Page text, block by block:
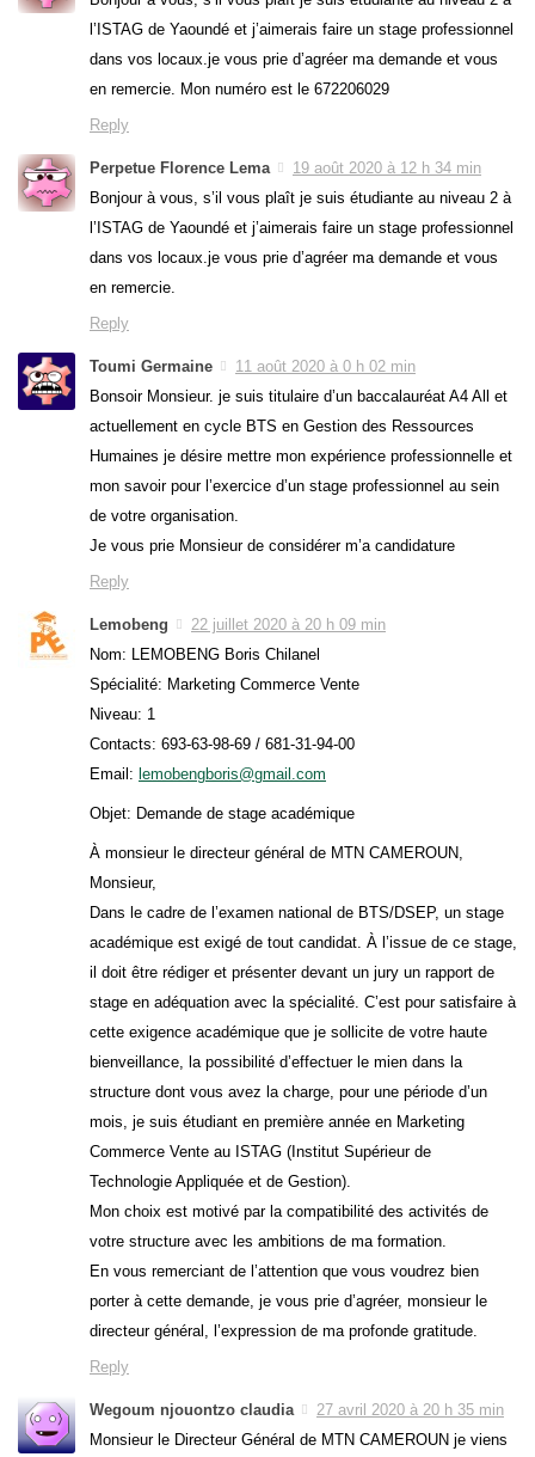
l’ISTAG de Yaoundé et j’aimerais faire un stage professionnel
dans vos locaux.je vous prie d’agréer ma demande et vous
en remercie. Mon numéro est le 672206029
Reply
Perpetue Florence Lema
19 août 2020 à 12 h 34 min
Bonjour à vous, s’il vous plaît je suis étudiante au niveau 2 à
l’ISTAG de Yaoundé et j’aimerais faire un stage professionnel
dans vos locaux.je vous prie d’agréer ma demande et vous
en remercie.
Reply
Toumi Germaine
11 août 2020 à 0 h 02 min
Bonsoir Monsieur. je suis titulaire d’un baccalauréat A4 All et
actuellement en cycle BTS en Gestion des Ressources
Humaines je désire mettre mon expérience professionnelle et
mon savoir pour l’exercice d’un stage professionnel au sein
de votre organisation.
Je vous prie Monsieur de considérer m’a candidature
Reply
Lemobeng
22 juillet 2020 à 20 h 09 min
Nom: LEMOBENG Boris Chilanel
Spécialité: Marketing Commerce Vente
Niveau: 1
Contacts: 693-63-98-69 / 681-31-94-00
Email: lemobengboris@gmail.com
Objet: Demande de stage académique
À monsieur le directeur général de MTN CAMEROUN,
Monsieur,
Dans le cadre de l’examen national de BTS/DSEP, un stage
académique est exigé de tout candidat. À l’issue de ce stage,
il doit être rédiger et présenter devant un jury un rapport de
stage en adéquation avec la spécialité. C’est pour satisfaire à
cette exigence académique que je sollicite de votre haute
bienveillance, la possibilité d’effectuer le mien dans la
structure dont vous avez la charge, pour une période d’un
mois, je suis étudiant en première année en Marketing
Commerce Vente au ISTAG (Institut Supérieur de
Technologie Appliquée et de Gestion).
Mon choix est motivé par la compatibilité des activités de
votre structure avec les ambitions de ma formation.
En vous remerciant de l’attention que vous voudrez bien
porter à cette demande, je vous prie d’agréer, monsieur le
directeur général, l’expression de ma profonde gratitude.
Reply
Wegoum njouontzo claudia
27 avril 2020 à 20 h 35 min
Monsieur le Directeur Général de MTN CAMEROUN je viens